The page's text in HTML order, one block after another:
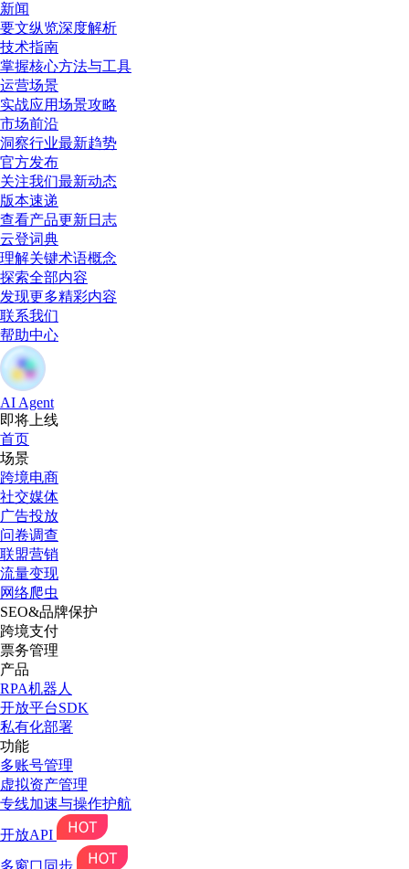
新闻
要文纵览深度解析
技术指南
掌握核心方法与工具
运营场景
实战应用场景攻略
市场前沿
洞察行业最新趋势
官方发布
关注我们最新动态
版本速递
查看产品更新日志
云登词典
理解关键术语概念
探索全部内容
发现更多精彩内容
联系我们
帮助中心
AI Agent
即将上线
首页
场景
跨境电商
社交媒体
广告投放
问卷调查
联盟营销
流量变现
网络爬虫
SEO&品牌保护
跨境支付
票务管理
产品
RPA机器人
开放平台SDK
私有化部署
功能
多账号管理
虚拟资产管理
专线加速与操作护航
开放API
多窗口同步